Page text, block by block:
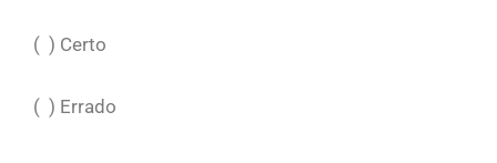
( ) Certo
( ) Errado